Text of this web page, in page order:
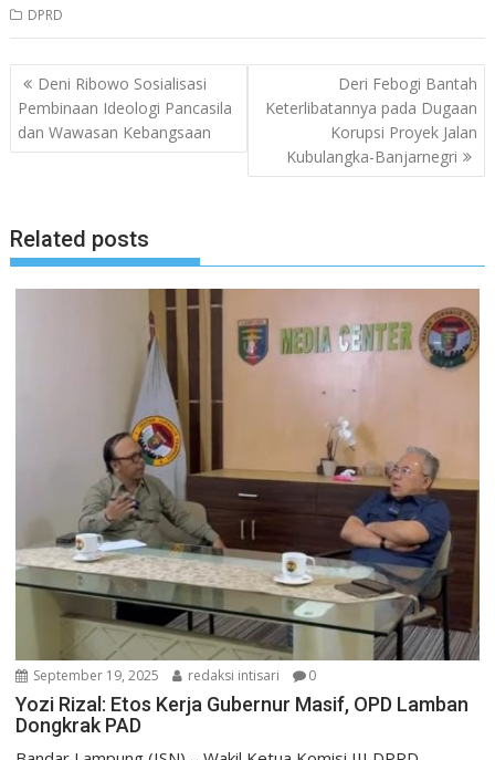
DPRD
Navigasi
pos
Deni Ribowo Sosialisasi
Pembinaan Ideologi Pancasila
dan Wawasan Kebangsaan
Deri Febogi Bantah
Keterlibatannya pada Dugaan
Korupsi Proyek Jalan
Kubulangka-Banjarnegri
Related posts
September 19, 2025 redaksi intisari 0
Yozi Rizal: Etos Kerja Gubernur Masif, OPD Lamban
Dongkrak PAD